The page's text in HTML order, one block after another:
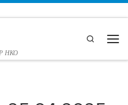
НКО
Search